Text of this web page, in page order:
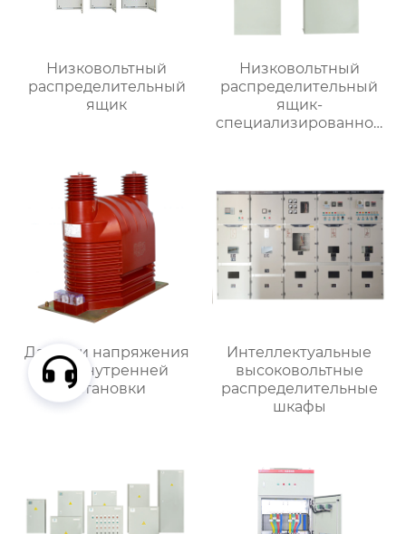
Низковольтный
распределительный
ящик
Низковольтный
распределительный
ящик-
специализированное
Датчики напряжения
для внутренней
установки
Интеллектуальные
высоковольтные
распределительные
шкафы